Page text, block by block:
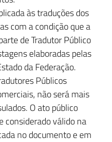
às traduções dos
com a condição que a
de Tradutor Público
elaboradas pelas
da Federação.
Públicos
não será mais
O ato público
considerado válido na
no documento e em